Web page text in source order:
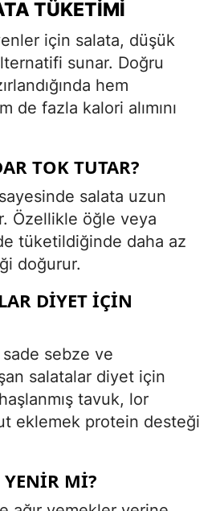
TÜKETIMI
için salata, düşük
sunar. Doğru
hem
de fazla kalori alımını
TOK TUTAR?
salata uzun
Özellikle öğle veya
tüketildiğinde daha az
doğurur.
DIYET İÇIN
sebze ve
salatalar diyet için
tavuk, lor
eklemek protein desteği
YENIR MI?